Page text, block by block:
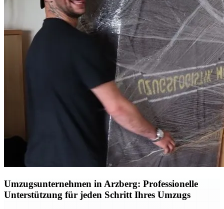
Umzugsunternehmen in Arzberg: Professionelle
Unterstützung für jeden Schritt Ihres Umzugs